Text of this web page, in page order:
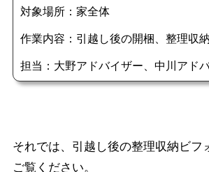
それでは、引越し後の整理収納ビフ
ご覧ください。